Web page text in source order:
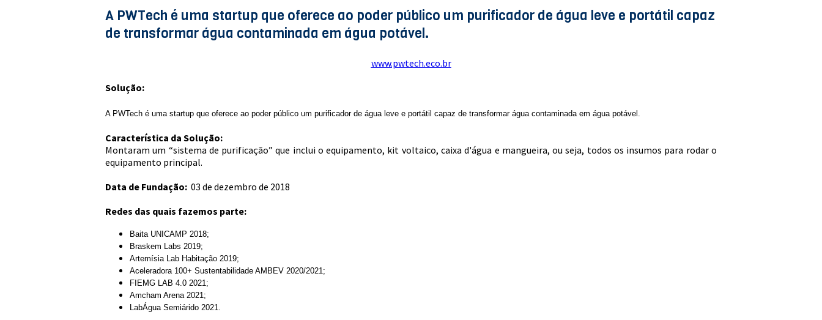
A PWTech é uma startup que oferece ao poder público um purificador de água leve e portátil capaz
de transformar água contaminada em água potável.
www.pwtech.eco.br
Solução:
A PWTech é uma startup que oferece ao poder público um purificador de água leve e portátil capaz de transformar água contaminada em água potável.
Característica da Solução:
Montaram um “sistema de purificação” que inclui o equipamento, kit voltaico, caixa d'água e mangueira, ou seja, todos os insumos para rodar o
equipamento principal.
Data de Fundação: 03 de dezembro de 2018
Redes das quais fazemos parte:
Baita UNICAMP 2018;
Braskem Labs 2019;
Artemísia Lab Habitação 2019;
Aceleradora 100+ Sustentabilidade AMBEV 2020/2021;
FIEMG LAB 4.0 2021;
Amcham Arena 2021;
LabÁgua Semiárido 2021.